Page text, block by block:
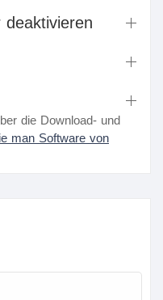
die Download- und
man Software von